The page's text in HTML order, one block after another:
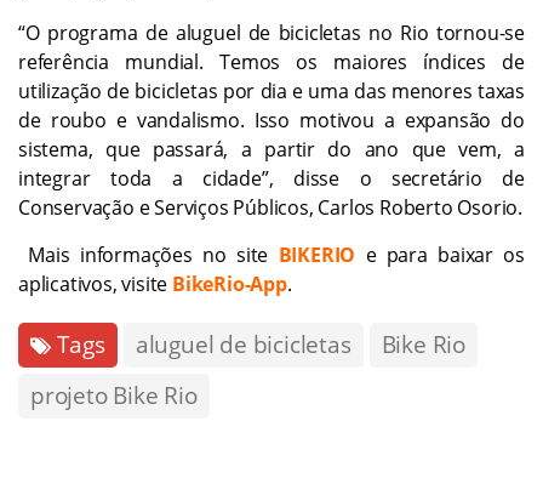
“O programa de aluguel de bicicletas no Rio tornou-se
referência mundial. Temos os maiores índices de
utilização de bicicletas por dia e uma das menores taxas
de roubo e vandalismo. Isso motivou a expansão do
sistema, que passará, a partir do ano que vem, a
integrar toda a cidade”, disse o secretário de
Conservação e Serviços Públicos, Carlos Roberto Osorio.
Mais informações no site BIKERIO e para baixar os
aplicativos, visite BikeRio-App.
Tags aluguel de bicicletas
Bike Rio
projeto Bike Rio